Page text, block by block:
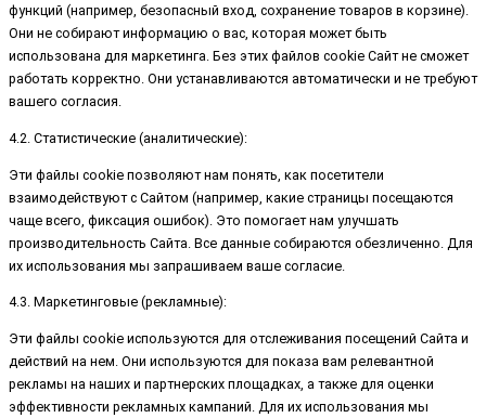
функций (например, безопасный вход, сохранение товаров в корзине).
Они не собирают информацию о вас, которая может быть
использована для маркетинга. Без этих файлов cookie Сайт не сможет
работать корректно. Они устанавливаются автоматически и не требуют
вашего согласия.
4.2. Статистические (аналитические):
Эти файлы cookie позволяют нам понять, как посетители
взаимодействуют с Сайтом (например, какие страницы посещаются
чаще всего, фиксация ошибок). Это помогает нам улучшать
производительность Сайта. Все данные собираются обезличенно. Для
их использования мы запрашиваем ваше согласие.
4.3. Маркетинговые (рекламные):
Эти файлы cookie используются для отслеживания посещений Сайта и
действий на нем. Они используются для показа вам релевантной
рекламы на наших и партнерских площадках, а также для оценки
эффективности рекламных кампаний. Для их использования мы